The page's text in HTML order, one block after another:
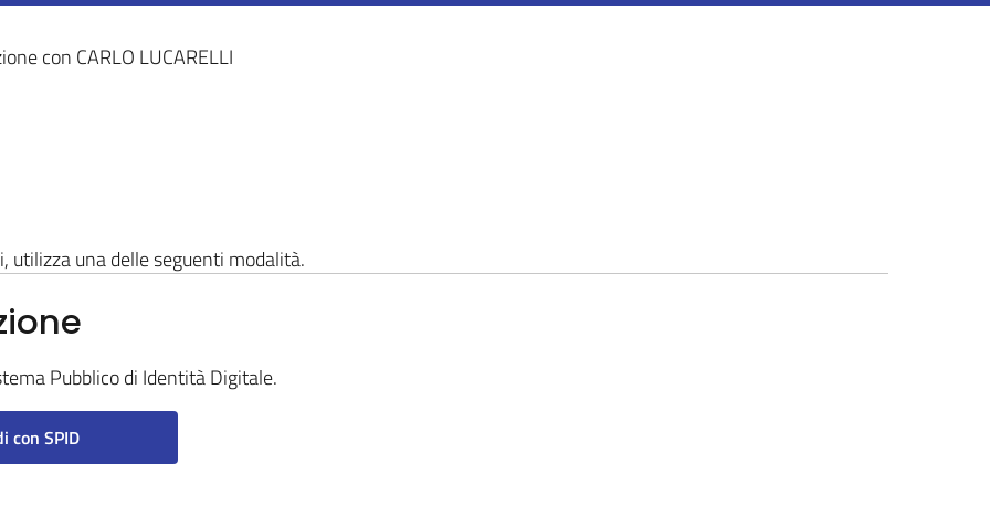
con CARLO LUCARELLI
utilizza una delle seguenti modalità.
Pubblico di Identità Digitale.
con SPID